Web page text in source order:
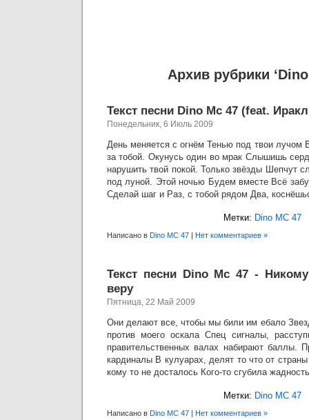
Архив рубрики ‘Dino
Текст песни Dino Mc 47 (feat.
Понедельник, 6 Июль 2009
День меняется с огнём Тенью под твои лучом
за тобой. Окунусь один во мрак Слышишь
нарушить твой покой. Только звёзды Шепчут
под луной. Этой ночью Будем вместе Всё
Сделай шаг и Раз, с тобой рядом Два,
Метки: Dino MC 47
Написано в Dino MC 47 | Нет комментариев »
Текст песни Dino Mc 47 -
веру
Пятница, 22 Май 2009
Они делают все, чтобы мы били им ебало
против моего оскала Спец сигналы,
правительственных валах набирают баллы.
кардиналы В кулуарах, делят то что от
кому то не досталось Кого-то сгубила
Метки: Dino MC 47
Написано в Dino MC 47 | Нет комментариев »